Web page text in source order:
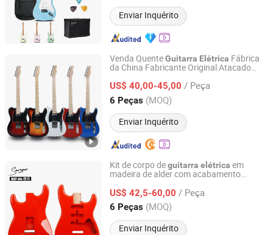
Enviar Inquérito
Venda QuenteGuitarra Elétrica Fábrica
da China Fabricante Original Atacado
US$ 40,00-45,00 / Peça
6 Peças (MOQ)
Enviar Inquérito
Guangzhou MingXuan Musical Instruments
Manufacturing Factory
Guangdong, China Desde 2023
Kit de corpo deguitarra elétrica em
madeira de alder com acabamento
St
US$ 42,5-60,00 / Peça
6 Peças (MOQ)
Enviar Inquérito
Guangzhou Vines Musical Instruments Co., Ltd
Guangdong, China Desde 2020